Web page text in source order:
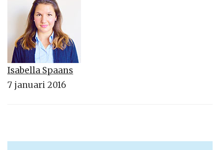
Isabella Spaans
7 januari 2016